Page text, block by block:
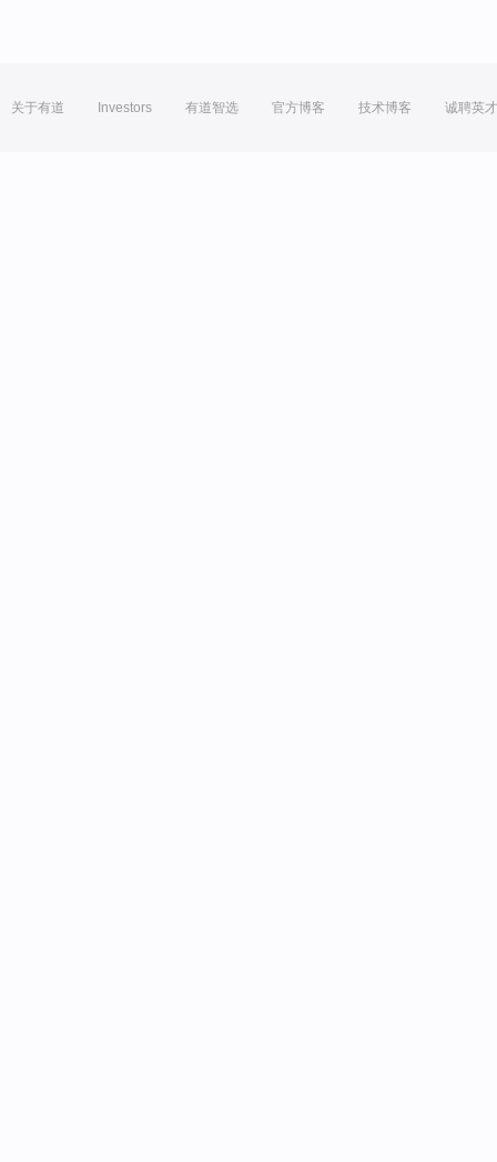
关于有道 Investors 有道智选 官方博客 技术博客 诚聘英才